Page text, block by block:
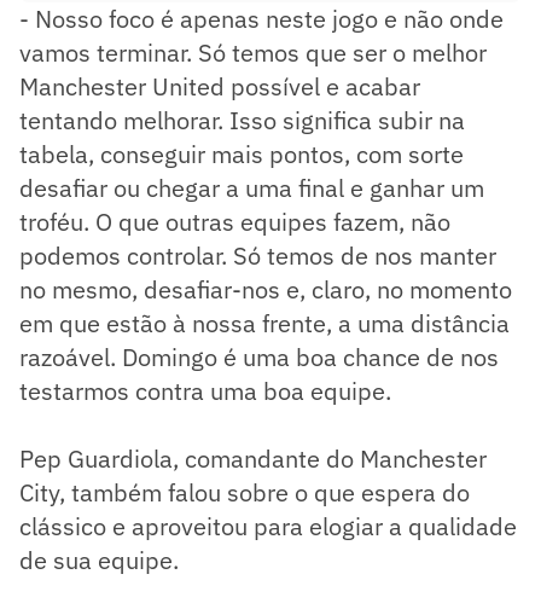
- Nosso foco é apenas neste jogo e não onde
vamos terminar. Só temos que ser o melhor
Manchester United possível e acabar
tentando melhorar. Isso significa subir na
tabela, conseguir mais pontos, com sorte
desafiar ou chegar a uma final e ganhar um
troféu. O que outras equipes fazem, não
podemos controlar. Só temos de nos manter
no mesmo, desafiar-nos e, claro, no momento
em que estão à nossa frente, a uma distância
razoável. Domingo é uma boa chance de nos
testarmos contra uma boa equipe.
Pep Guardiola, comandante do Manchester
City, também falou sobre o que espera do
clássico e aproveitou para elogiar a qualidade
de sua equipe.